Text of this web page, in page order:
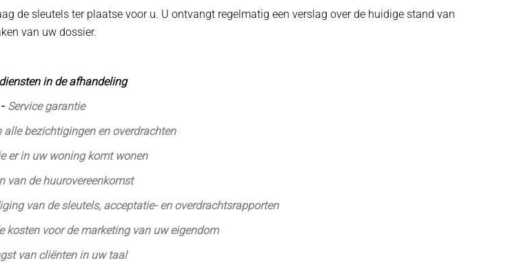
de sleutels ter plaatse voor u. U ontvangt regelmatig een verslag over de huidige stand van
van uw dossier.
in de afhandeling
- Service garantie
alle bezichtigingen en overdrachten
er in uw woning komt wonen
van de huurovereenkomst
van de sleutels, acceptatie- en overdrachtsrapporten
kosten voor de marketing van uw eigendom
van cliënten in uw taal